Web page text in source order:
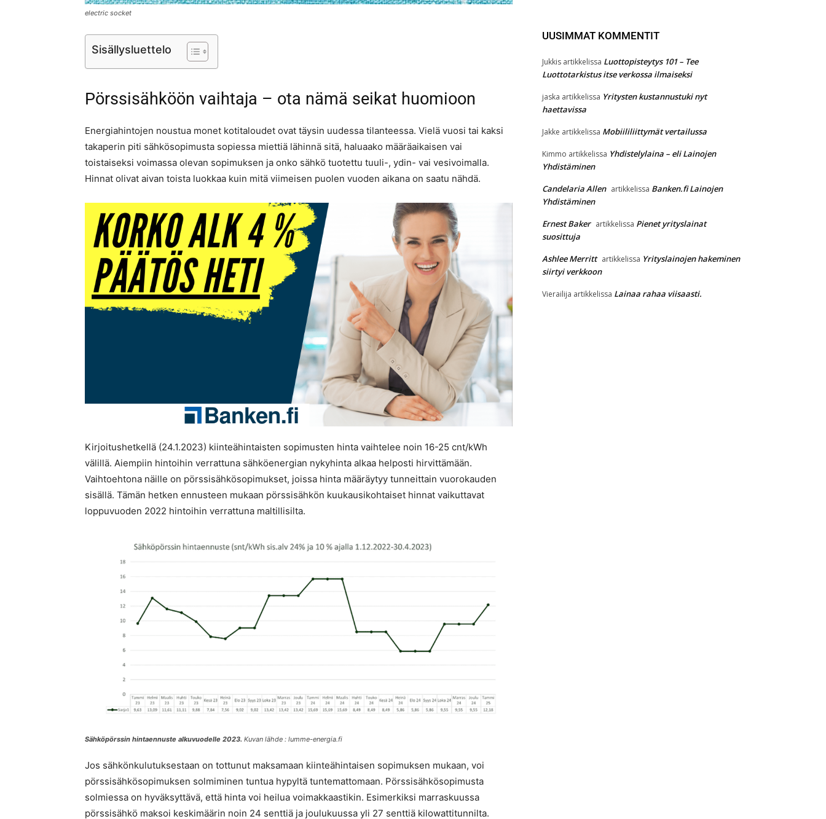
electric socket
Sisällysluettelo
Pörssisähköön vaihtaja – ota nämä seikat huomioon
Energiahintojen noustua monet kotitaloudet ovat täysin uudessa tilanteessa. Vielä vuosi tai kaksi
takaperin piti sähkösopimusta sopiessa miettiä lähinnä sitä, haluaako määräaikaisen vai
toistaiseksi voimassa olevan sopimuksen ja onko sähkö tuotettu tuuli-, ydin- vai vesivoimalla.
Hinnat olivat aivan toista luokkaa kuin mitä viimeisen puolen vuoden aikana on saatu nähdä.
Kirjoitushetkellä (24.1.2023) kiinteähintaisten sopimusten hinta vaihtelee noin 16-25 cnt/kWh
välillä. Aiempiin hintoihin verrattuna sähköenergian nykyhinta alkaa helposti hirvittämään.
Vaihtoehtona näille on pörssisähkösopimukset, joissa hinta määräytyy tunneittain vuorokauden
sisällä. Tämän hetken ennusteen mukaan pörssisähkön kuukausikohtaiset hinnat vaikuttavat
loppuvuoden 2022 hintoihin verrattuna maltillisilta.
Sähköpörssin hintaennuste alkuvuodelle 2023. Kuvan lähde : lumme-energia.fi
Jos sähkönkulutuksestaan on tottunut maksamaan kiinteähintaisen sopimuksen mukaan, voi
pörssisähkösopimuksen solmiminen tuntua hypyltä tuntemattomaan. Pörssisähkösopimusta
solmiessa on hyväksyttävä, että hinta voi heilua voimakkaastikin. Esimerkiksi marraskuussa
pörssisähkö maksoi keskimäärin noin 24 senttiä ja joulukuussa yli 27 senttiä kilowattitunnilta.
UUSIMMAT KOMMENTIT
Jukkis artikkelissa Luottopisteytys 101 – Tee
Luottotarkistus itse verkossa ilmaiseksi
jaska artikkelissa Yritysten kustannustuki nyt
haettavissa
Jakke artikkelissa Mobiililiittymät vertailussa
Kimmo artikkelissa Yhdistelylaina – eli Lainojen
Yhdistäminen
Candelaria Allen artikkelissa Banken.fi Lainojen
Yhdistäminen
Ernest Baker artikkelissa Pienet yrityslainat
suosittuja
Ashlee Merritt artikkelissa Yrityslainojen hakeminen
siirtyi verkkoon
Vierailija artikkelissa Lainaa rahaa viisaasti.